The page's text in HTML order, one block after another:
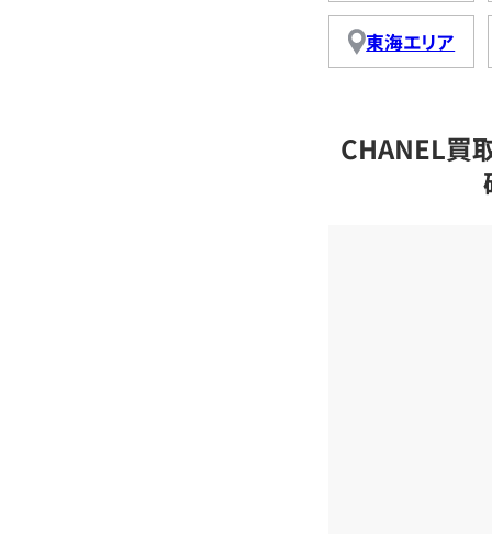
東海エリア
CHANEL買